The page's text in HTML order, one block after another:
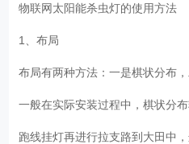
物联网太阳能杀虫灯的使用方法
1、布局
布局有两种方法：一是棋状分布
一般在实际安装过程中，棋状分
跑线挂灯再进行拉支路到大田中